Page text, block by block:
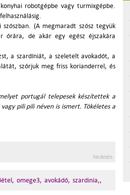
robotgépbe vagy turmixgépbe.
(A megmaradt szósz tegyük
órára, de akár egy egész éjszakára
a szardíniát, a szeletelt avokadót, a
szórjuk meg friss korianderrel, és
portugál telepesek készítettek a
pili pili néven is ismert. Tökéletes a
hirdetés
omege3, avokádó, szardinia,,